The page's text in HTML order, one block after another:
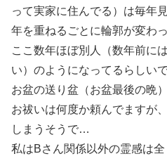
って実家に住んでる）は毎年
年を重ねるごとに輪郭が変わっ
ここ数年ほぼ別人（数年前に
い）のようになってるらしいで
お盆の送り盆（お盆最後の晩
お祓いは何度か頼んでますが
しまうそうで…
私はBさん関係以外の霊感は